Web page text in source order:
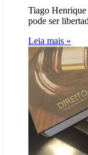
Tiago
pode ser
Leia mais »